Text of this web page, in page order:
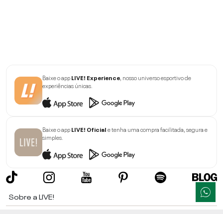
Baixe o appLIVE! Experience, nosso universo esportivo de
experiências únicas.
Baixe o appLIVE! Oficiale tenha uma compra facilitada, segura e
simples.
Sobre a LIVE!